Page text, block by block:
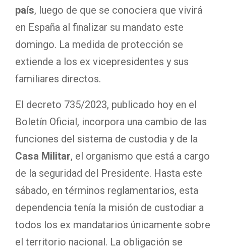
país, luego de que se conociera que vivirá
en España al finalizar su mandato este
domingo. La medida de protección se
extiende a los ex vicepresidentes y sus
familiares directos.
El decreto 735/2023, publicado hoy en el
Boletín Oficial, incorpora una cambio de las
funciones del sistema de custodia y de la
Casa Militar, el organismo que está a cargo
de la seguridad del Presidente. Hasta este
sábado, en términos reglamentarios, esta
dependencia tenía la misión de custodiar a
todos los ex mandatarios únicamente sobre
el territorio nacional. La obligación se